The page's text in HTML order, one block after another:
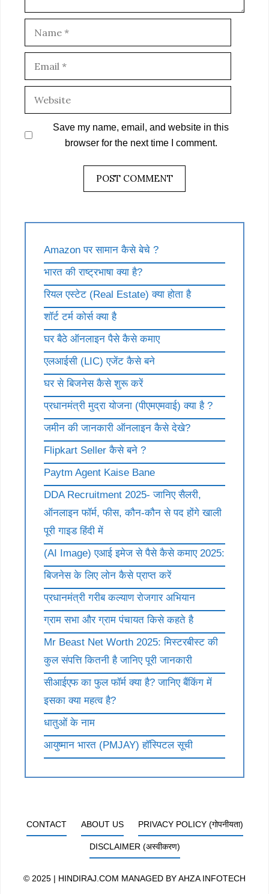
Save my name, email, and website in this
browser for the next time I comment.
Amazon पर सामान कैसे बेचे ?
भारत की राष्ट्रभाषा क्या है?
रियल एस्टेट (Real Estate) क्या होता है
शॉर्ट टर्म कोर्स क्या है
घर बैठे ऑनलाइन पैसे कैसे कमाए
एलआईसी (LIC) एजेंट कैसे बने
घर से बिजनेस कैसे शुरू करें
प्रधानमंत्री मुद्रा योजना (पीएमएमवाई) क्या है ?
जमीन की जानकारी ऑनलाइन कैसे देखे?
Flipkart Seller कैसे बने ?
Paytm Agent Kaise Bane
DDA Recruitment 2025- जानिए सैलरी,
ऑनलाइन फॉर्म, फीस, कौन-कौन से पद होंगे खाली
पूरी गाइड हिंदी में
(AI Image) एआई इमेज से पैसे कैसे कमाए 2025:
बिजनेस के लिए लोन कैसे प्राप्त करें
प्रधानमंत्री गरीब कल्याण रोजगार अभियान
ग्राम सभा और ग्राम पंचायत किसे कहते है
Mr Beast Net Worth 2025: मिस्टरबीस्ट की
कुल संपत्ति कितनी है जानिए पूरी जानकारी
सीआईएफ का फुल फॉर्म क्या है? जानिए बैंकिंग में
इसका क्या महत्व है?
धातुओं के नाम
आयुष्मान भारत (PMJAY) हॉस्पिटल सूची
CONTACT ABOUT US PRIVACY POLICY (गोपनीयता)
DISCLAIMER (अस्वीकरण)
© 2025 | HINDIRAJ.COM MANAGED BYAHZA INFOTECH